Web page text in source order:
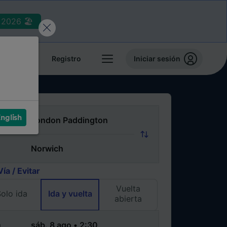
2026 🏖️
Registro Iniciar sesión
/ Evitar
ida Ida y vuelta
Vuelta
abierta